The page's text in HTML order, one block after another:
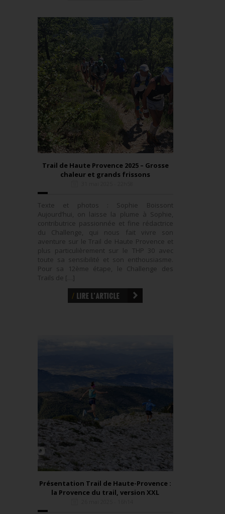
Trail de Haute Provence 2025 – Grosse
chaleur et grands frissons
Texte et photos : Sophie Boissont
Aujourd’hui, on laisse la plume à Sophie,
contributrice passionnée et fine rédactrice
du Challenge, qui nous fait vivre son
aventure sur le Trail de Haute Provence et
plus particulièrement sur le THP 30 avec
toute sa sensibilité et son enthousiasme.
Pour sa 12ème étape, le Challenge des
Trails de […]
Présentation Trail de Haute-Provence :
la Provence du trail, version XXL